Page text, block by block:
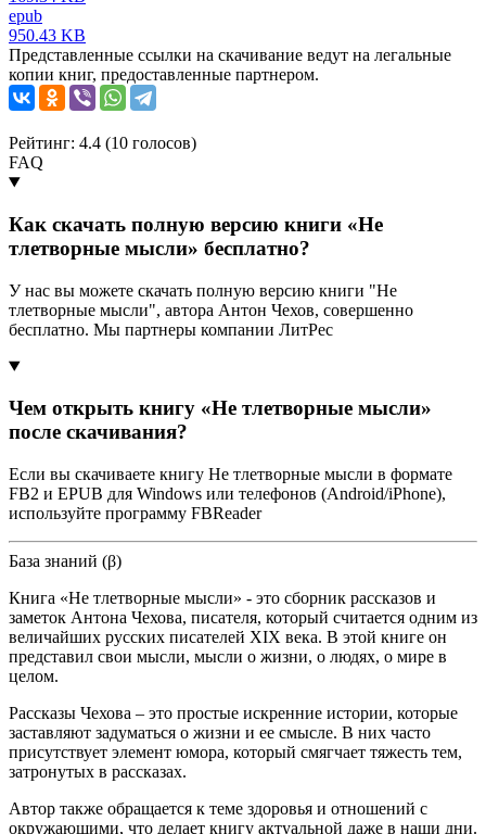
epub
950.43 KB
Представленные ссылки на скачивание ведут на легальные
копии книг, предоставленные партнером.
Рейтинг: 4.4 (10 голосов)
FAQ
Как скачать полную версию книги «Не
тлетворные мысли» бесплатно?
У нас вы можете скачать полную версию книги "Не
тлетворные мысли", автора Антон Чехов, совершенно
бесплатно. Мы партнеры компании ЛитРес
Чем открыть книгу «Не тлетворные мысли»
после скачивания?
Если вы скачиваете книгу Не тлетворные мысли в формате
FB2 и EPUB для Windows или телефонов (Android/iPhone),
используйте программу FBReader
База знаний (β)
Книга «Не тлетворные мысли» - это сборник рассказов и
заметок Антона Чехова, писателя, который считается одним из
величайших русских писателей XIX века. В этой книге он
представил свои мысли, мысли о жизни, о людях, о мире в
целом.
Рассказы Чехова – это простые искренние истории, которые
заставляют задуматься о жизни и ее смысле. В них часто
присутствует элемент юмора, который смягчает тяжесть тем,
затронутых в рассказах.
Автор также обращается к теме здоровья и отношений с
окружающими, что делает книгу актуальной даже в наши дни.